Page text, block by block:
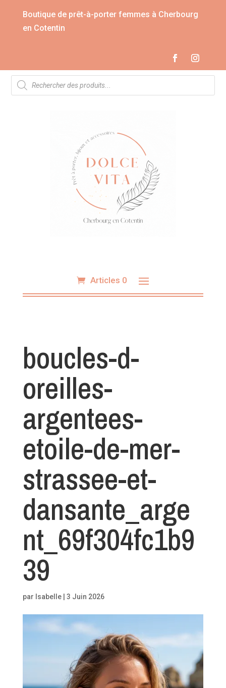
Boutique de prêt-à-porter femmes à Cherbourg
en Cotentin
Recherche
de
produits
Articles 0
boucles-d-
oreilles-
argentees-
etoile-de-mer-
strassee-et-
dansante_arge
nt_69f304fc1b9
39
par Isabelle| 3 Juin 2026